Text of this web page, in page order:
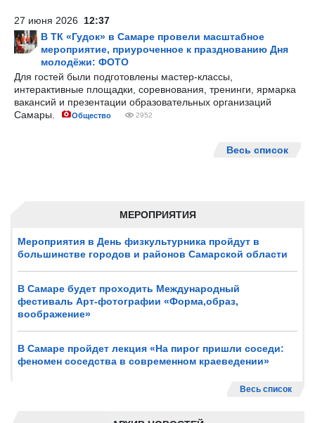
МЕРОПРИЯТИЯ
Мероприятия в День физкультурника пройдут в
большинстве городов и районов Самарской области
В Самаре будет проходить Международный
фестиваль Арт-фотографии «Форма,образ,
воображение»
В Самаре пройдет лекция «На пирог пришли соседи:
феномен соседства в современном краеведении»
Весь список
27 июня 2026 12:37
В ТК «Гудок» в Самаре провели масштабное
мероприятие, приуроченное к празднованию Дня
молодёжи: ФОТО
Для гостей были подготовлены мастер-классы,
интерактивные площадки, соревнования, тренинги, ярмарка
вакансий и презентации образовательных организаций
Самары.
Общество 2952
Весь список